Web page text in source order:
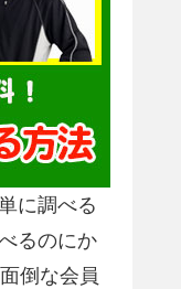
に調べる
るのにか
倒な会員